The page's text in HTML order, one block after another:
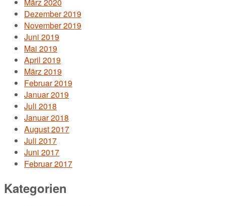
März 2020
Dezember 2019
November 2019
Juni 2019
Mai 2019
April 2019
März 2019
Februar 2019
Januar 2019
Juli 2018
Januar 2018
August 2017
Juli 2017
Juni 2017
Februar 2017
Kategorien